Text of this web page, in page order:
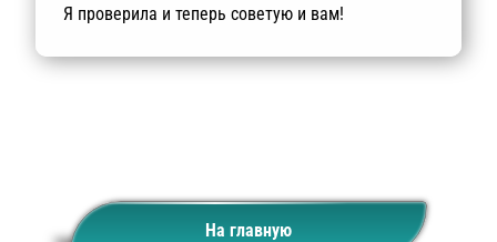
Я проверила и теперь советую и вам!
На главную